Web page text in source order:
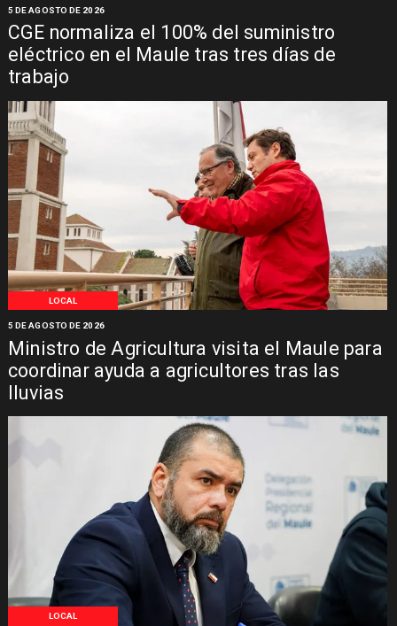
CGE normaliza el 100% del suministro
eléctrico en el Maule tras tres días de
trabajo
5 DE AGOSTO DE 2026
LOCAL
Ministro de Agricultura visita el Maule para
coordinar ayuda a agricultores tras las
lluvias
5 DE AGOSTO DE 2026
LOCAL